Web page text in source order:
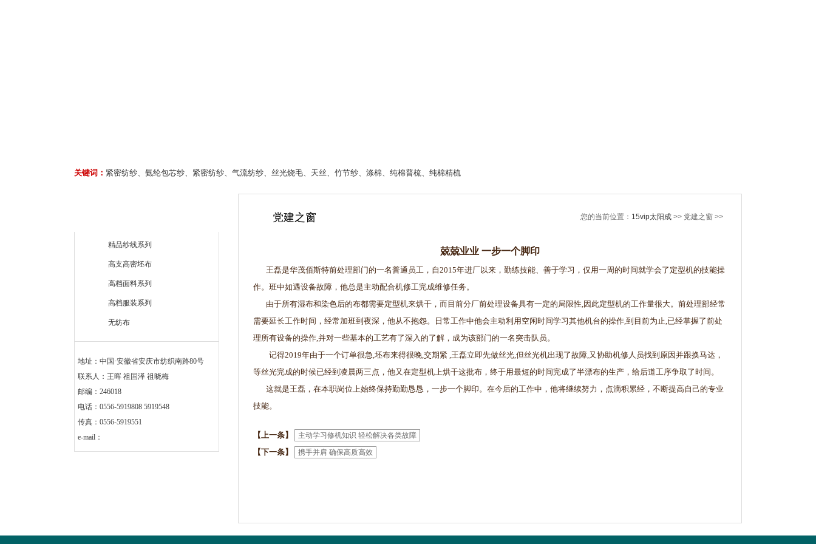
关键词： 紧密纺纱、氨纶包芯纱、紧密纺纱、气流纺纱、丝光烧毛、天丝、竹节纱、涤棉、纯棉普梳、纯棉精梳
精品纱线系列
高支高密坯布
高档面料系列
高档服装系列
无纺布
地址：中国·安徽省安庆市纺织南路80号
联系人：王晖 祖国泽 祖晓梅
邮编：246018
电话：0556-5919808 5919548
传真：0556-5919551
e-mail：
党建之窗 您的当前位置： 15vip太阳成 >> 党建之窗 >>
兢兢业业 一步一个脚印
王磊是华茂佰斯特前处理部门的一名普通员工，自2015年进厂以来，勤练技能、善于学习，仅用一周的时间就学会了定型机的技能操
作。班中如遇设备故障，他总是主动配合机修工完成维修任务。
由于所有湿布和染色后的布都需要定型机来烘干，而目前分厂前处理设备具有一定的局限性,因此定型机的工作量很大。前处理部经常
需要延长工作时间，经常加班到夜深，他从不抱怨。日常工作中他会主动利用空闲时间学习其他机台的操作,到目前为止,已经掌握了前处
理所有设备的操作,并对一些基本的工艺有了深入的了解，成为该部门的一名突击队员。
记得2019年由于一个订单很急,坯布来得很晚,交期紧 ,王磊立即先做丝光,但丝光机出现了故障,又协助机修人员找到原因并跟换马达，
等丝光完成的时候已经到凌晨两三点，他又在定型机上烘干这批布，终于用最短的时间完成了半漂布的生产，给后道工序争取了时间。
这就是王磊，在本职岗位上始终保持勤勤恳恳，一步一个脚印。在今后的工作中，他将继续努力，点滴积累经，不断提高自己的专业
技能。
【上一条】 主动学习修机知识 轻松解决各类故障
【下一条】 携手并肩 确保高质高效